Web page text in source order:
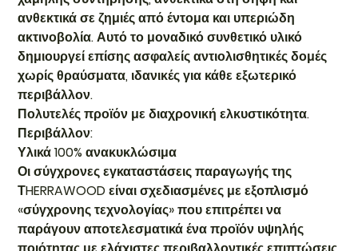
ανθεκτικά σε ζημιές από έντομα και υπεριώδη
ακτινοβολία. Αυτό το μοναδικό συνθετικό υλικό
δημιουργεί επίσης ασφαλείς αντιολισθητικές δομές
χωρίς θραύσματα, ιδανικές για κάθε εξωτερικό
περιβάλλον.
Πολυτελές προϊόν με διαχρονική ελκυστικότητα.
Περιβάλλον:
Υλικά 100% ανακυκλώσιμα
Οι σύγχρονες εγκαταστάσεις παραγωγής της
ΤHERRAWOOD είναι σχεδιασμένες με εξοπλισμό
«σύγχρονης τεχνολογίας» που επιτρέπει να
παράγουν αποτελεσματικά ένα προϊόν υψηλής